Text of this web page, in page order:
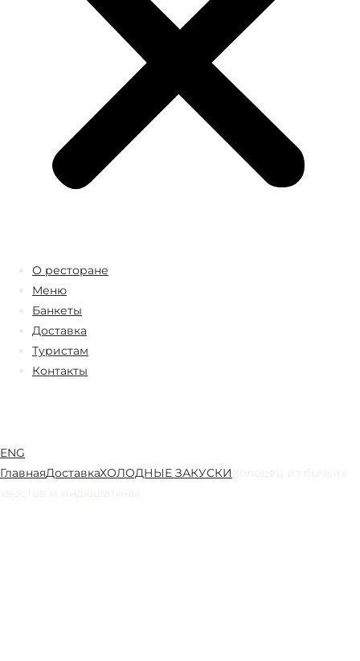
О ресторане
Меню
Банкеты
Доставка
Туристам
Контакты
ENG
ГлавнаяДоставкаХОЛОДНЫЕ ЗАКУСКИ Холодец из бычьих
хвостов и индюшатины